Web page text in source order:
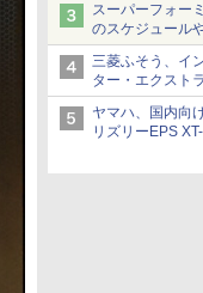
スーパーフォー
のスケジュール
を紹介
三菱ふそう、イ
ター・エクスト
ックベースの観
ヤマハ、国内向
リズリーEPS